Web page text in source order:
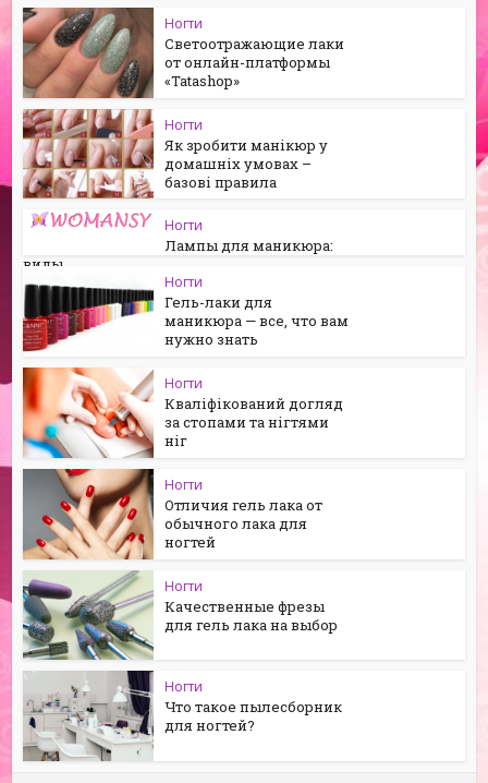
Ногти
Светоотражающие лаки
от онлайн-платформы
«Tatashop»
Ногти
Як зробити манікюр у
домашніх умовах –
базові правила
Ногти
Лампы для маникюра:
виды
Ногти
Гель-лаки для
маникюра — все, что вам
нужно знать
Ногти
Кваліфікований догляд
за стопами та нігтями
ніг
Ногти
Отличия гель лака от
обычного лака для
ногтей
Ногти
Качественные фрезы
для гель лака на выбор
Ногти
Что такое пылесборник
для ногтей?